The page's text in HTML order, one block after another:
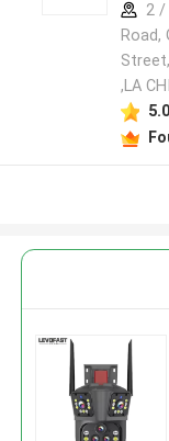
2 /
Road,
,LA
5.0